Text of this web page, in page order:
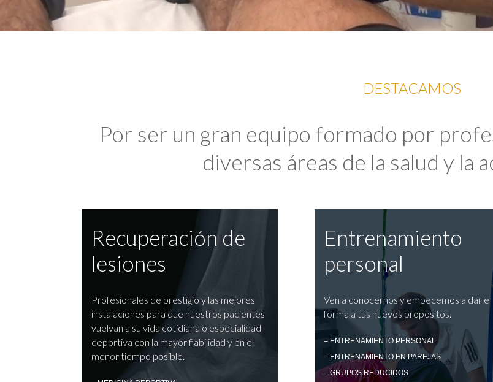
DESTACAMOS
Por ser un gran equipo formado por
diversas áreas de la salud y la
Recuperación de
lesiones
Profesionales de prestigio y las mejores
instalaciones para que nuestros pacientes
vuelvan a su vida cotidiana o especialidad
deportiva con la mayor fiabilidad y en el
menor tiempo posible.
Entrenamiento
personal
Ven a conocernos y empecemos a darle
forma a tus nuevos propósitos.
– ENTRENAMIENTO PERSONAL
– ENTRENAMIENTO EN PAREJAS
– GRUPOS REDUCIDOS